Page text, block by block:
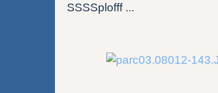
SSSSplofff ...